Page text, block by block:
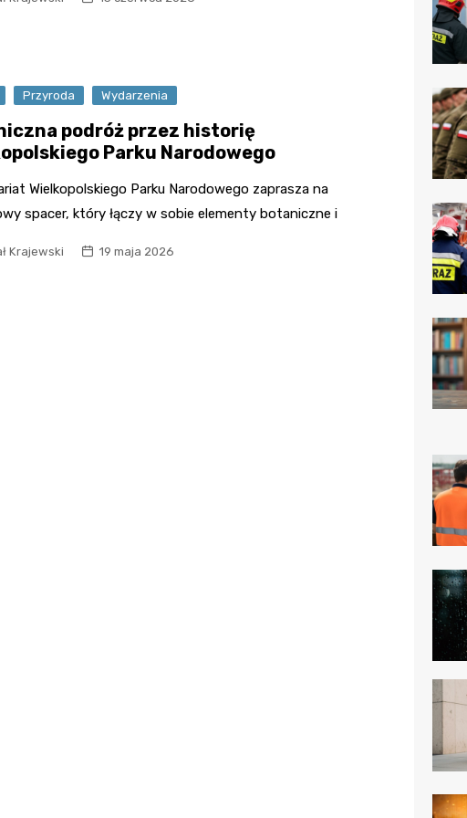
Przyroda Wydarzenia
podróż przez historię
Parku Narodowego
Wielkopolskiego Parku Narodowego zaprasza na
spacer, który łączy w sobie elementy botaniczne i
Krajewski 19 maja 2026